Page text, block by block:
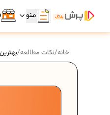
منو
خانه/نکات مطالعه/